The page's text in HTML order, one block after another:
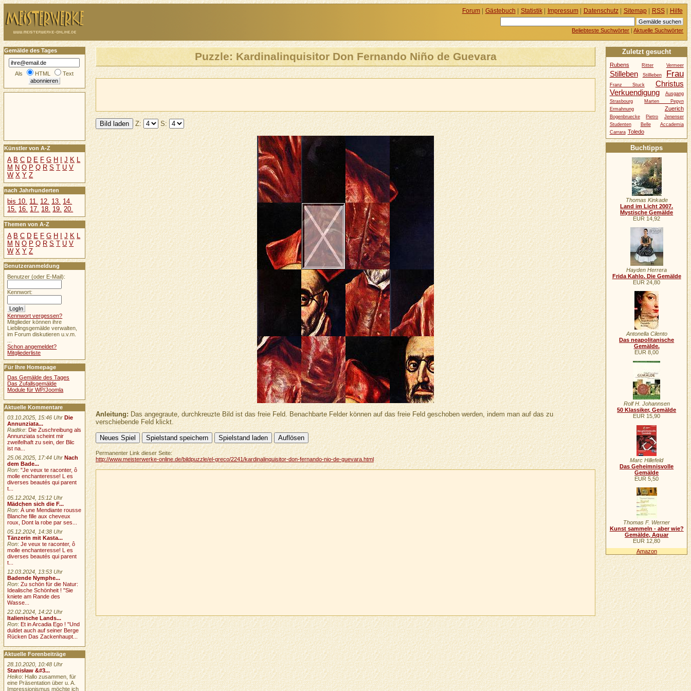
Puzzle: Kardinalinquisitor Don Fernando Niño de Guevara
Z: S:
Anleitung:Das angegraute, durchkreuzte Bild ist das freie Feld. Benachbarte Felder können auf das freie Feld geschoben werden, indem man auf das zu
verschiebende Feld klickt.
Permanenter Link dieser Seite:
http://www.meisterwerke-online.de/bildpuzzle/el-greco/2241/kardinalinquisitor-don-fernando-nio-de-guevara.html
Gemälde des Tages
Als HTML Text
Künstler von A-Z
A B C D E F G H J K L
M N O P Q R S T U V
W X Y Z
nach Jahrhunderten
bis 10. 11. 12. 13. 14.
15. 16. 17. 18. 19. 20.
Themen von A-Z
A B C D E F G H I J K L
M N O P Q R S T U V
W X Y Z
Benutzeranmeldung
Benutzer (oder E-Mail):
Kennwort:
Kennwort vergessen?
Mitglieder können ihre
Lieblingsgemälde verwalten,
im Forum diskutieren u.v.m.
Schon angemeldet?
Mitgliederliste
Für Ihre Homepage
Das Gemälde des Tages
Das Zufallsgemälde
Module für WP/Joomla
Aktuelle Kommentare
03.10.2025, 15:46 Uhr Die
Annunziata...
Radtke: Die Zuschreibung als
Annunziata scheint mir
zweifelhaft zu sein, der Blic
ist na...
25.06.2025, 17:44 Uhr Nach
dem Bade...
Ron:"Je veux te raconter, ô
molle enchanteresse! L es
diverses beautés qui parent
t...
05.12.2024, 15:12 Uhr
Mädchen sich die F...
Ron:À une Mendiante rousse
Blanche fille aux cheveux
roux, Dont la robe par ses...
05.12.2024, 14:38 Uhr
Tänzerin mit Kasta...
Ron:Je veux te raconter, ô
molle enchanteresse! L es
diverses beautés qui parent
t...
12.03.2024, 13:53 Uhr
Badende Nymphe...
Ron:Zu schön für die Natur:
Idealische Schönheit ! "Sie
kniete am Rande des
Wasse...
22.02.2024, 14:22 Uhr
Italienische Lands...
Ron:Et in Arcadia Ego ! "Und
duldet auch auf seiner Berge
Rücken Das Zackenhaupt...
Aktuelle Forenbeiträge
28.10.2020, 10:48 Uhr
Stanisław &#3...
Heiko: Hallo zusammen, für
eine Präsentation über u. A.
Impressionismus möchte ich
Forum| Gästebuch | Statistik| Impressum| Datenschutz| Sitemap| RSS| Hilfe
Beliebteste Suchwörter |Aktuelle Suchwörter
Zuletzt gesucht
Rubens Ritter Vermeer
Stilleben Stillleben Frau
Franz Stuck
Christus
Verkuendigung
Ausgang
Strasbourg
Marten Pepyn
Ermahnung
Zuerich
Bogenbruecke Pietro
Jenenser
Studenten
Belle
Accademia
Carrara Toledo
Buchtipps
Thomas Kinkade
Land im Licht 2007.
Mystische Gemälde
EUR 14,92
Hayden Herrera
Frida Kahlo. Die Gemälde
EUR 24,80
Antonella Cilento
Das neapolitanische
Gemälde.
EUR 8,00
Rolf H. Johannsen
50 Klassiker, Gemälde
EUR 15,90
Marc Hillefeld
Das Geheimnisvolle
Gemälde
EUR 5,50
Thomas F. Werner
Kunst sammeln - aber wie?
Gemälde, Aquar
EUR 12,80
Amazon